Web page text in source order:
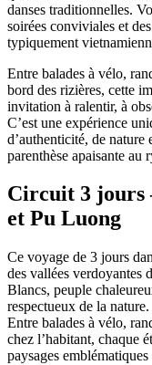
danses traditionnelles.
soirées conviviales et
typiquement
Entre balades à vélo,
bord des rizières, cette
invitation à ralentir, à
C’est une expérience
d’authenticité, de
parenthèse apaisante
Circuit 3 jours
et Pu Luong
Ce voyage de 3 jours
des vallées verdoyantes
Blancs, peuple
respectueux de la nature.
Entre balades à vélo,
chez l’habitant, chaque
paysages